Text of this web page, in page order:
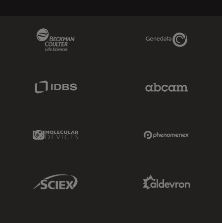
Genedata Link
Molecular Devices Link
Sciex Link